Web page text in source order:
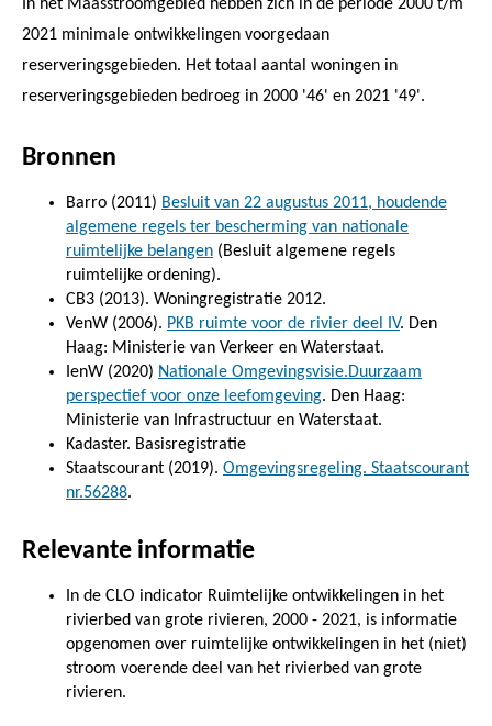
In het Maasstroomgebied hebben zich in de periode 2000 t/m
2021 minimale ontwikkelingen voorgedaan
reserveringsgebieden. Het totaal aantal woningen in
reserveringsgebieden bedroeg in 2000 '46' en 2021 '49'.
Bronnen
Barro (2011) Besluit van 22 augustus 2011, houdende
algemene regels ter bescherming van nationale
ruimtelijke belangen (Besluit algemene regels
ruimtelijke ordening).
CB3 (2013). Woningregistratie 2012.
VenW (2006). PKB ruimte voor de rivier deel IV. Den
Haag: Ministerie van Verkeer en Waterstaat.
IenW (2020) Nationale Omgevingsvisie.Duurzaam
perspectief voor onze leefomgeving. Den Haag:
Ministerie van Infrastructuur en Waterstaat.
Kadaster. Basisregistratie
Staatscourant (2019). Omgevingsregeling. Staatscourant
nr.56288.
Relevante informatie
In de CLO indicator Ruimtelijke ontwikkelingen in het
rivierbed van grote rivieren, 2000 - 2021, is informatie
opgenomen over ruimtelijke ontwikkelingen in het (niet)
stroom voerende deel van het rivierbed van grote
rivieren.